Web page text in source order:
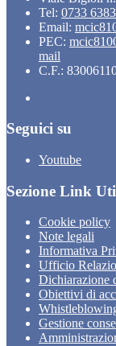
Tel: 0733
Email:
PEC:
mail
C.F.:
Seguici su
Youtube
Sezione Link
Cookie policy
Note legali
Informativa
Ufficio
Dichiarazione
Obiettivi di
Gestione